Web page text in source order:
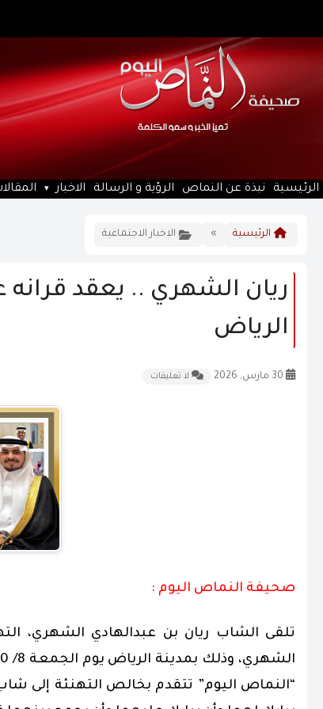
الرئيسية نبذة عن النماص الرؤية و الرسالة الاخبار
الرئيسية » الاخبار الاجتماعية
ريان الشهري .. يعقد
الرياض
لا تعليقات
صحيفة النماص اليوم :
تلقى الشاب ريان بن عبدالهادي الشهري،
الشهري، وذلك بمدينة الرياض يوم الجمعة 8/ 10/ 1447هـ 27/ 3/ 2025م، بحضور عدد من الوجهاء والأعيان
“النماص اليوم” تتقدم بخالص التهنئة إلى